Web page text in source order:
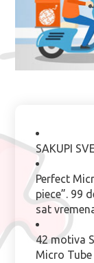
SAKUPI
Perfect
piece”. 99
sat
42 motiva
Micro